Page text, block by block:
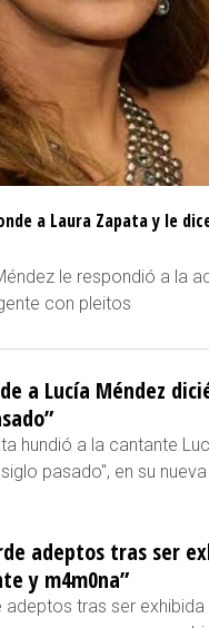
a Laura Zapata y le
le respondió a la
con pleitos
a Lucía Méndez
hundió a la cantante
pasado", en su
adeptos tras ser
y m4m0na”
adeptos tras ser